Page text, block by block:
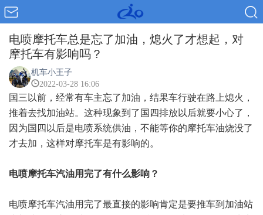
电喷摩托车总是忘了加油，熄火了才想起，对
摩托车有影响吗？
机车小王子
2022-03-28 16:06
国三以前，经常有车主忘了加油，结果车行驶在路上熄火，
推着去找加油站。这种现象到了国四排放以后就要小心了，
因为国四以后是电喷系统供油，不能等你的摩托车油烧没了
才去加，这样对摩托车是有影响的。
电喷摩托车汽油用完了有什么影响？
电喷摩托车汽油用完了最直接的影响肯定是要推车到加油站